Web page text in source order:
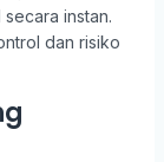
instan.
dan risiko